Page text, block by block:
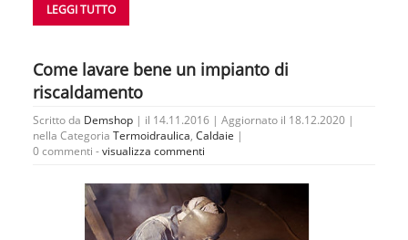
LEGGI TUTTO
Come lavare bene un impianto di
riscaldamento
Scritto da Demshop | il 14.11.2016 | Aggiornato il 18.12.2020 |
nella Categoria Termoidraulica, Caldaie |
0 commenti -visualizza commenti